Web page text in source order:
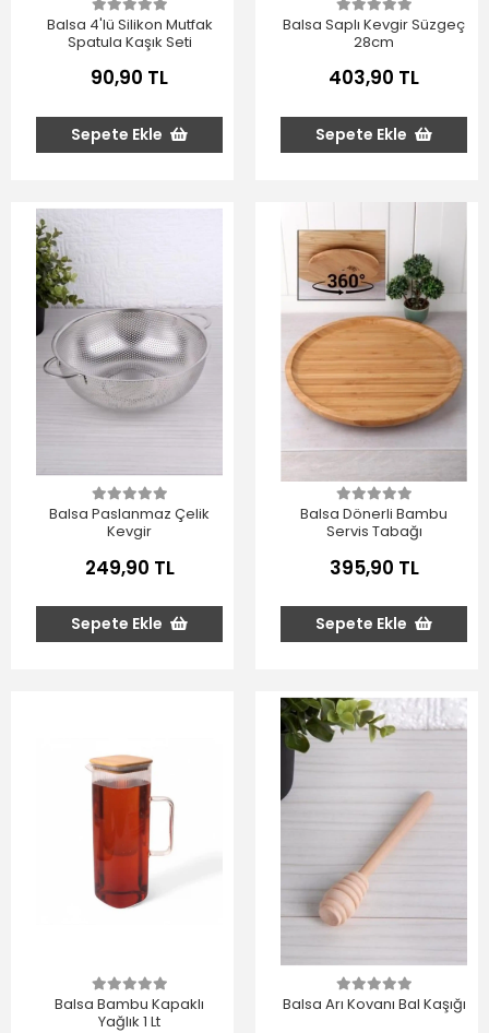
Balsa 4'lü Silikon Mutfak
Spatula Kaşık Seti
90,90 TL
Sepete Ekle
Balsa Saplı Kevgir Süzgeç
28cm
403,90 TL
Sepete Ekle
Balsa Paslanmaz Çelik
Kevgir
249,90 TL
Sepete Ekle
Balsa Dönerli Bambu
Servis Tabağı
395,90 TL
Sepete Ekle
Balsa Bambu Kapaklı
Yağlık 1 Lt
Balsa Arı Kovanı Bal Kaşığı